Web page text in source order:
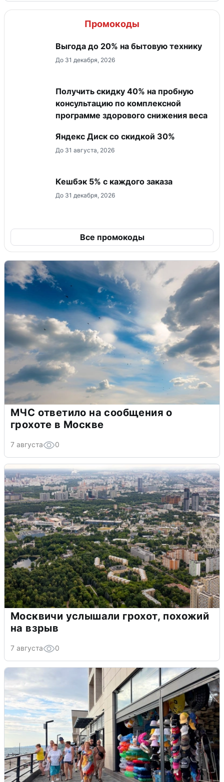
Промокоды
Выгода до 20% на бытовую технику
До 31 декабря, 2026
Получить скидку 40% на пробную
консультацию по комплексной
программе здорового снижения веса
Яндекс Диск со скидкой 30%
До 31 августа, 2026
Кешбэк 5% с каждого заказа
До 31 декабря, 2026
Все промокоды
МЧС ответило на сообщения о
грохоте в Москве
7 августа 0
Москвичи услышали грохот, похожий
на взрыв
7 августа 0